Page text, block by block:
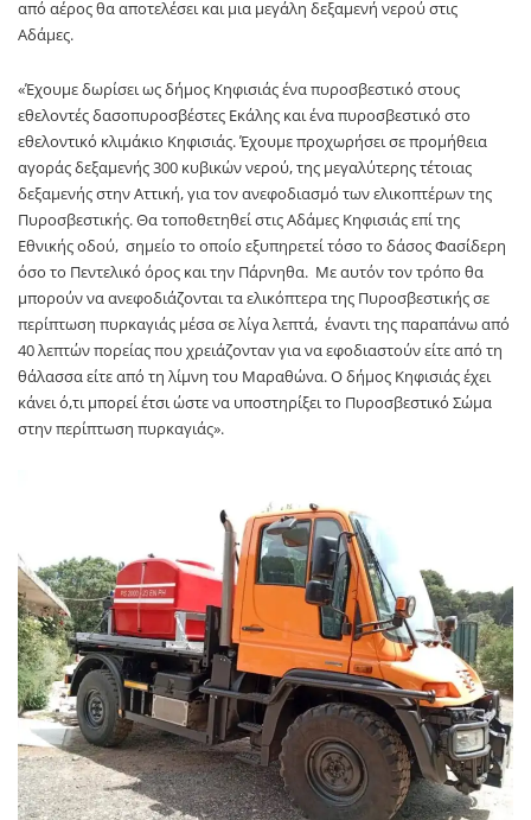
από αέρος θα αποτελέσει και μια μεγάλη δεξαμενή νερού στις
Αδάμες.
«Έχουμε δωρίσει ως δήμος Κηφισιάς ένα πυροσβεστικό στους
εθελοντές δασοπυροσβέστες Εκάλης και ένα πυροσβεστικό στο
εθελοντικό κλιμάκιο Κηφισιάς. Έχουμε προχωρήσει σε προμήθεια
αγοράς δεξαμενής 300 κυβικών νερού, της μεγαλύτερης τέτοιας
δεξαμενής στην Αττική, για τον ανεφοδιασμό των ελικοπτέρων της
Πυροσβεστικής. Θα τοποθετηθεί στις Αδάμες Κηφισιάς επί της
Εθνικής οδού, σημείο το οποίο εξυπηρετεί τόσο το δάσος Φασίδερη
όσο το Πεντελικό όρος και την Πάρνηθα. Με αυτόν τον τρόπο θα
μπορούν να ανεφοδιάζονται τα ελικόπτερα της Πυροσβεστικής σε
περίπτωση πυρκαγιάς μέσα σε λίγα λεπτά, έναντι της παραπάνω από
40 λεπτών πορείας που χρειάζονταν για να εφοδιαστούν είτε από τη
θάλασσα είτε από τη λίμνη του Μαραθώνα. Ο δήμος Κηφισιάς έχει
κάνει ό,τι μπορεί έτσι ώστε να υποστηρίξει το Πυροσβεστικό Σώμα
στην περίπτωση πυρκαγιάς».